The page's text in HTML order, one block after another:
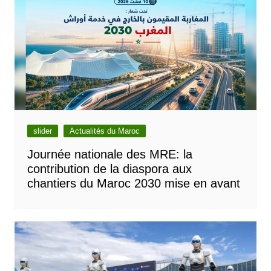
slider Actualités du Maroc
Journée nationale des MRE: la
contribution de la diaspora aux
chantiers du Maroc 2030 mise en avant